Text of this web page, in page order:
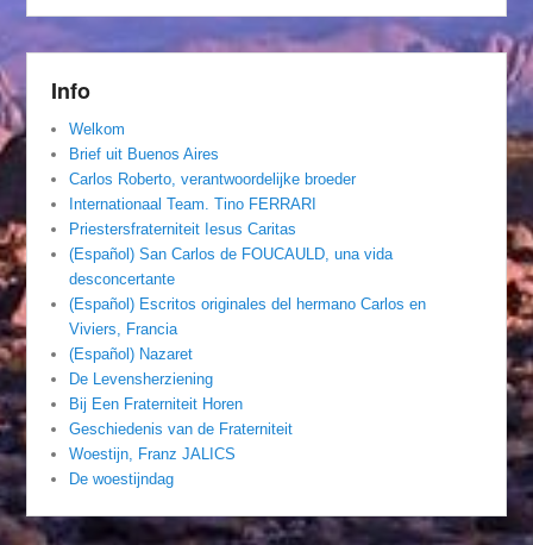
Info
Welkom
Brief uit Buenos Aires
Carlos Roberto, verantwoordelijke broeder
Internationaal Team. Tino FERRARI
Priestersfraterniteit Iesus Caritas
(Español) San Carlos de FOUCAULD, una vida
desconcertante
(Español) Escritos originales del hermano Carlos en
Viviers, Francia
(Español) Nazaret
De Levensherziening
Bij Een Fraterniteit Horen
Geschiedenis van de Fraterniteit
Woestijn, Franz JALICS
De woestijndag